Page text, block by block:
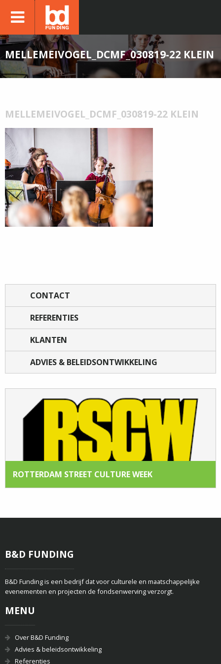
MELLEMEIVOGEL_DCMF_030819-22 KLEIN
MELLEMEIVOGEL_DCMF_030819-22 KLEIN
CONTACT
REFERENTIES
KLANTEN
ADVIES & BELEIDSONTWIKKELING
ROTTERDAM STREET CULTURE WEEK
B&D FUNDING
B&D Funding is een bedrijf dat voor culturele en maatschappelijke
evenementen en projecten de fondsenwerving verzorgt.
MENU
Over B&D Funding
Advies & beleidsontwikkeling
Referenties